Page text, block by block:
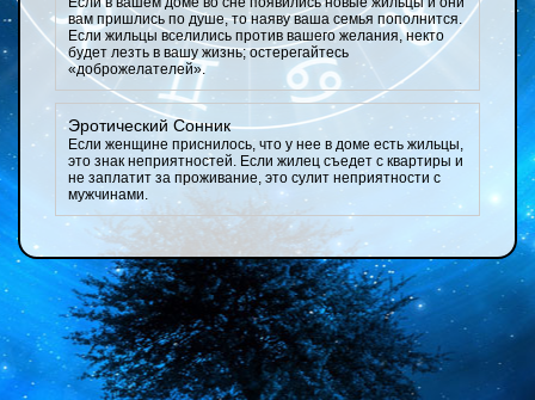
вам пришлись по душе, то наяву ваша семья пополнится.
Если жильцы вселились против вашего желания, некто
будет лезть в вашу жизнь; остерегайтесь
«доброжелателей».
Эротический Сонник
Если женщине приснилось, что у нее в доме есть жильцы,
это знак неприятностей. Если жилец съедет с квартиры и
не заплатит за проживание, это сулит неприятности с
мужчинами.